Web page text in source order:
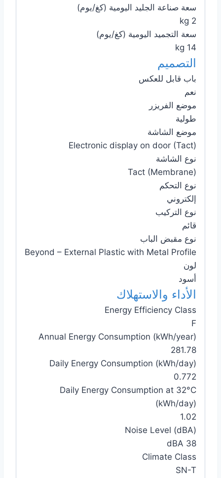
سعة صناعة الجليد اليومية (كغ/يوم)
2 kg
سعة التجميد اليومية (كغ/يوم)
14 kg
التصميم
باب قابل للعكس
نعم
موضع الفريزر
طولية
موضع الشاشة
Electronic display on door (Tact)
نوع الشاشة
Tact (Membrane)
نوع التحكم
إلكتروني
نوع التركيب
قائم
نوع مقبض الباب
Beyond – External Plastic with Metal Profile
لون
أسود
الأداء والاستهلاك
Energy Efficiency Class
F
Annual Energy Consumption (kWh/year)
281.78
Daily Energy Consumption (kWh/day)
0.772
Daily Energy Consumption at 32°C
(kWh/day)
1.02
Noise Level (dBA)
38 dBA
Climate Class
SN-T